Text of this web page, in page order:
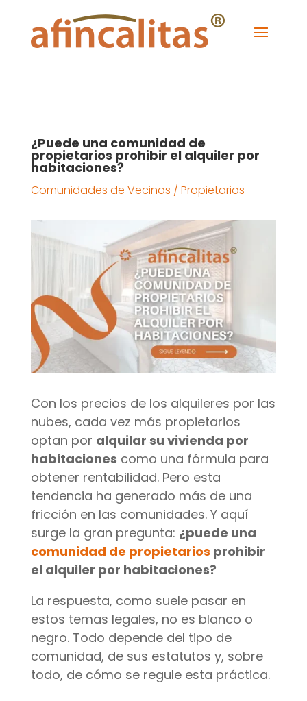
¿Puede una comunidad de
propietarios prohibir el alquiler por
habitaciones?
Comunidades de Vecinos / Propietarios
Con los precios de los alquileres por las
nubes, cada vez más propietarios
optan por alquilar su vivienda por
habitaciones como una fórmula para
obtener rentabilidad. Pero esta
tendencia ha generado más de una
fricción en las comunidades. Y aquí
surge la gran pregunta: ¿puede una
comunidad de propietarios prohibir
el alquiler por habitaciones?
La respuesta, como suele pasar en
estos temas legales, no es blanco o
negro. Todo depende del tipo de
comunidad, de sus estatutos y, sobre
todo, de cómo se regule esta práctica.